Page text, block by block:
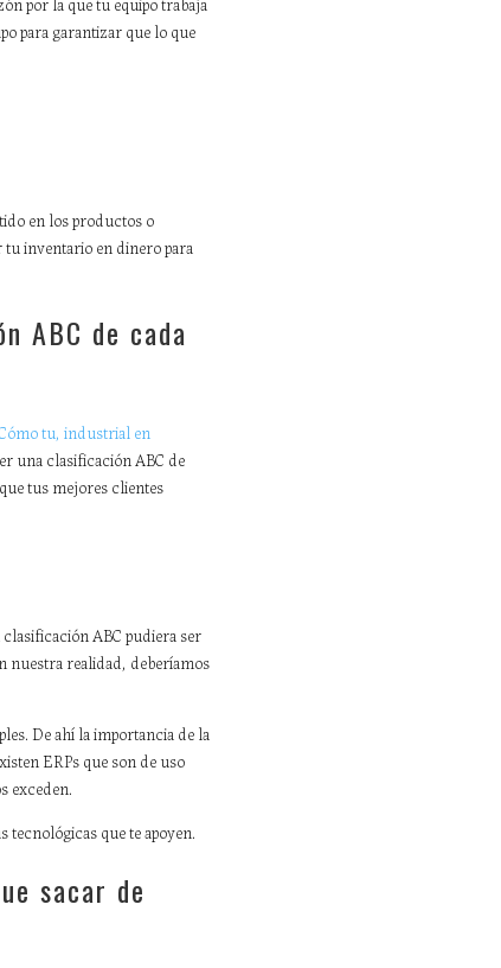
para garantizar que lo que
en los productos o
inventario en dinero para
ABC de cada
tu, industrial en
una clasificación ABC de
tus mejores clientes
ABC pudiera ser
nuestra realidad, deberíamos
De ahí la importancia de la
ERPs que son de uso
exceden.
que te apoyen.
sacar de